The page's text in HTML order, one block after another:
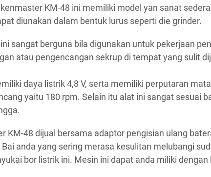
KM-48 ini memiliki model yan sanat
diunakan dalam bentuk lurus seperti die grinder.
sangat berguna bila digunakan untuk pekerjaan
atau pengencangan sekrup di tempat yang sulit
daya listrik 4,8 V, serta memiliki perputaran
yaitu 180 rpm. Selain itu alat ini sangat sesuai
KM-48 dijual bersama adaptor pengisian ulang
Bai anda yang sering merasa kesulitan melubangi
bor listrik ini. Mesin ini dapat anda miliki dengan